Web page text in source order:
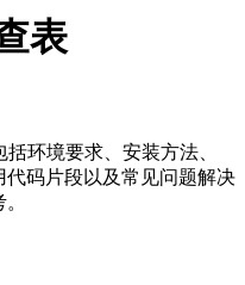
表
环境要求、安装方法、
码片段以及常见问题解决